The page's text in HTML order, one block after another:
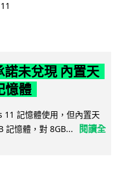
未兌現 內置天
憶體
記憶體使用，但內置天
記憶體，對 8GB...
閱讀全